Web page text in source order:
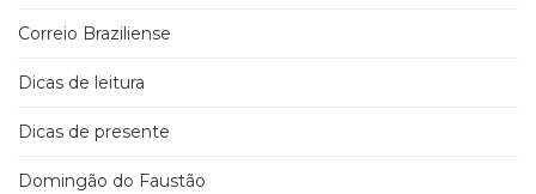
Correio Braziliense
Dicas de leitura
Dicas de presente
Domingão do Faustão